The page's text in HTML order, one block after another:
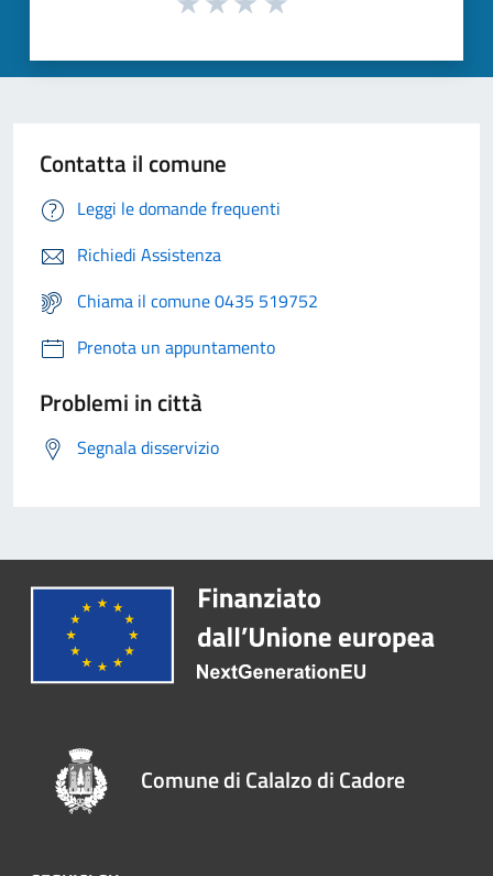
Contatta il comune
Leggi le domande frequenti
Richiedi Assistenza
Chiama il comune 0435 519752
Prenota un appuntamento
Problemi in città
Segnala disservizio
Comune di Calalzo di Cadore